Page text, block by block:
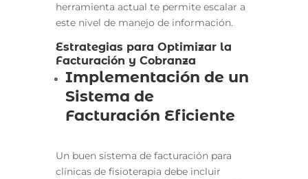
herramienta actual te permite escalar a
este nivel de manejo de información.
Estrategias para Optimizar la
Facturación y Cobranza
Implementación de un
Sistema de
Facturación Eficiente
Un buen sistema de facturación para
clínicas de fisioterapia debe incluir